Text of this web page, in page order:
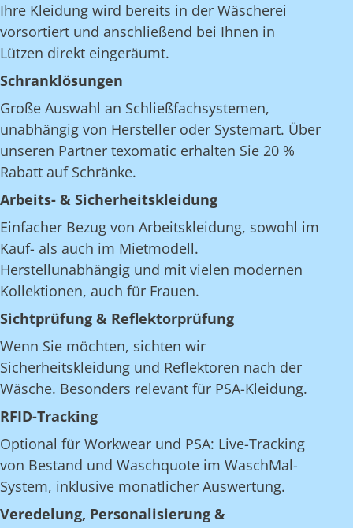
Ihre Kleidung wird bereits in der Wäscherei
vorsortiert und anschließend bei Ihnen in
Lützen direkt eingeräumt.
Schranklösungen
Große Auswahl an Schließfachsystemen,
unabhängig von Hersteller oder Systemart. Über
unseren Partner texomatic erhalten Sie 20 %
Rabatt auf Schränke.
Arbeits- & Sicherheitskleidung
Einfacher Bezug von Arbeitskleidung, sowohl im
Kauf- als auch im Mietmodell.
Herstellunabhängig und mit vielen modernen
Kollektionen, auch für Frauen.
Sichtprüfung & Reflektorprüfung
Wenn Sie möchten, sichten wir
Sicherheitskleidung und Reflektoren nach der
Wäsche. Besonders relevant für PSA-Kleidung.
RFID-Tracking
Optional für Workwear und PSA: Live-Tracking
von Bestand und Waschquote im WaschMal-
System, inklusive monatlicher Auswertung.
Veredelung, Personalisierung &